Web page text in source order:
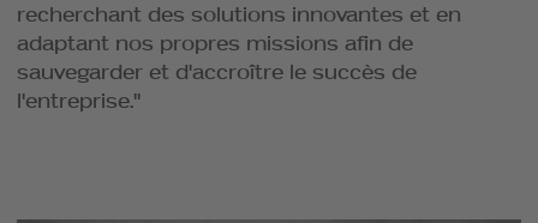
recherchant des solutions innovantes et en
adaptant nos propres missions afin de
sauvegarder et d'accroître le succès de
l'entreprise."